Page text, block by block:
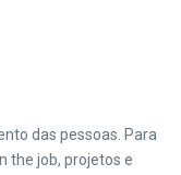
das pessoas. Para
the job, projetos e